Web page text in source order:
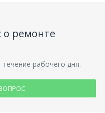
о ремонте
рабочего дня.